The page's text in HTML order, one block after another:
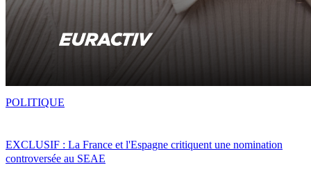
EXCLUSIF : La France et l'Espagne critiquent une nomination
controversée au SEAE
POLITIQUE